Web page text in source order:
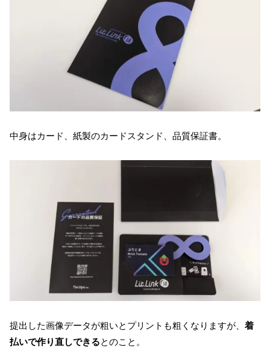
中身はカード、紙製のカードスタンド、品質保証書。
提出した画像データが粗いとプリントも粗くなりますが、 着
払いで作り直しできるとのこと。